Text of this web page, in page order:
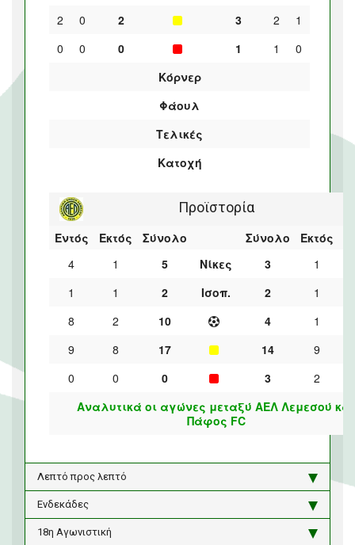
2
0 2 3 2
1
0
0 0 1 1
0
Κόρνερ
Φάουλ
Τελικές
Κατοχή
Προϊστορία
Εντός Εκτός Σύνολο Σύνολο Εκτός
4
1 5 Νίκες 3
1
1
1 2 Ισοπ. 2
1
8
2 10 4
1
9
8 17 14
9
0
0 0 3
2
Αναλυτικά οι αγώνες μεταξύ ΑΕΛ Λεμεσού και
Πάφος FC
Λεπτό προς λεπτό
Ενδεκάδες
18η Αγωνιστική